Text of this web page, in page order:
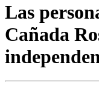
Las
Cañada